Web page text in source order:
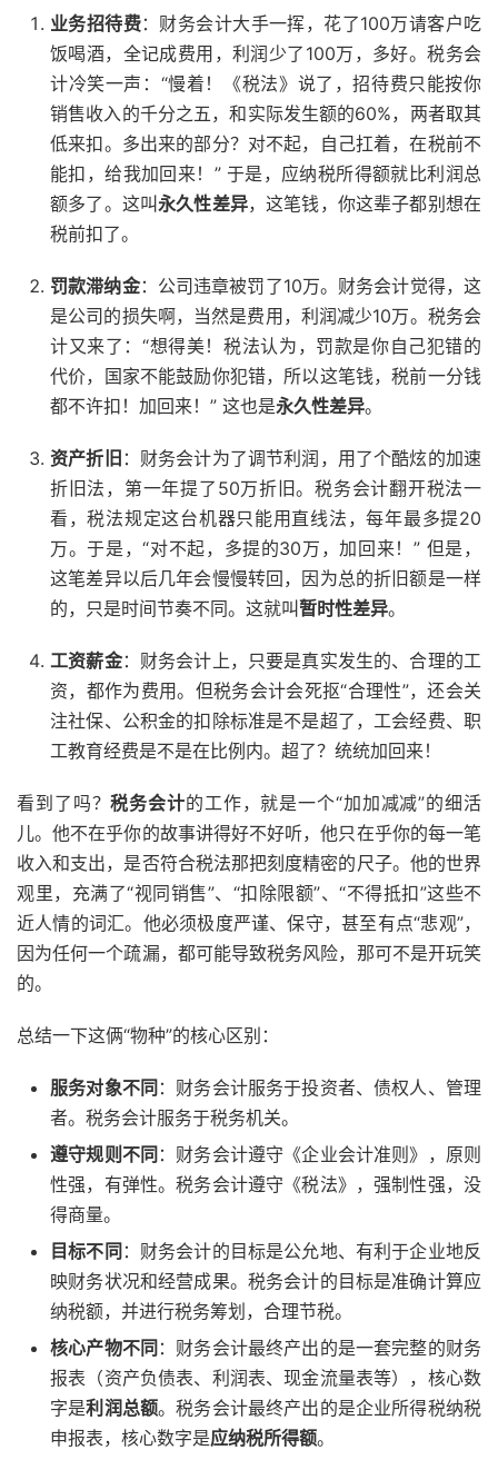
业务招待费：财务会计大手一挥，花了100万请客户吃
饭喝酒，全记成费用，利润少了100万，多好。税务会
计冷笑一声：“慢着！《税法》说了，招待费只能按你
销售收入的千分之五，和实际发生额的60%，两者取其
低来扣。多出来的部分？对不起，自己扛着，在税前不
能扣，给我加回来！” 于是，应纳税所得额就比利润总
额多了。这叫永久性差异，这笔钱，你这辈子都别想在
税前扣了。
罚款滞纳金：公司违章被罚了10万。财务会计觉得，这
是公司的损失啊，当然是费用，利润减少10万。税务会
计又来了：“想得美！税法认为，罚款是你自己犯错的
代价，国家不能鼓励你犯错，所以这笔钱，税前一分钱
都不许扣！加回来！” 这也是永久性差异。
资产折旧 ：财务会计为了调节利润，用了个酷炫的加速
折旧法，第一年提了50万折旧。税务会计翻开税法一
看，税法规定这台机器只能用直线法，每年最多提20
万。于是，“对不起，多提的30万，加回来！” 但是，
这笔差异以后几年会慢慢转回，因为总的折旧额是一样
的，只是时间节奏不同。这就叫暂时性差异。
工资薪金：财务会计上，只要是真实发生的、合理的工
资，都作为费用。但税务会计会死抠“合理性”，还会关
注社保、公积金的扣除标准是不是超了，工会经费、职
工教育经费是不是在比例内。超了？统统加回来！
看到了吗？税务会计的工作，就是一个“加加减减”的细活
儿。他不在乎你的故事讲得好不好听，他只在乎你的每一笔
收入和支出，是否符合税法那把刻度精密的尺子。他的世界
观里，充满了“视同销售”、“扣除限额”、“不得抵扣”这些不
近人情的词汇。他必须极度严谨、保守，甚至有点“悲观”，
因为任何一个疏漏，都可能导致税务风险，那可不是开玩笑
的。
总结一下这俩“物种”的核心区别：
服务对象不同 ：财务会计服务于投资者、债权人、管理
者。税务会计服务于税务机关。
遵守规则不同 ：财务会计遵守《企业会计准则》，原则
性强，有弹性。税务会计遵守《税法》，强制性强，没
得商量。
目标不同 ：财务会计的目标是公允地、有利于企业地反
映财务状况和经营成果。税务会计的目标是准确计算应
纳税额，并进行税务筹划，合理节税。
核心产物不同 ：财务会计最终产出的是一套完整的财务
报表（资产负债表、利润表、现金流量表等），核心数
字是利润总额。税务会计最终产出的是企业所得税纳税
申报表，核心数字是应纳税所得额。